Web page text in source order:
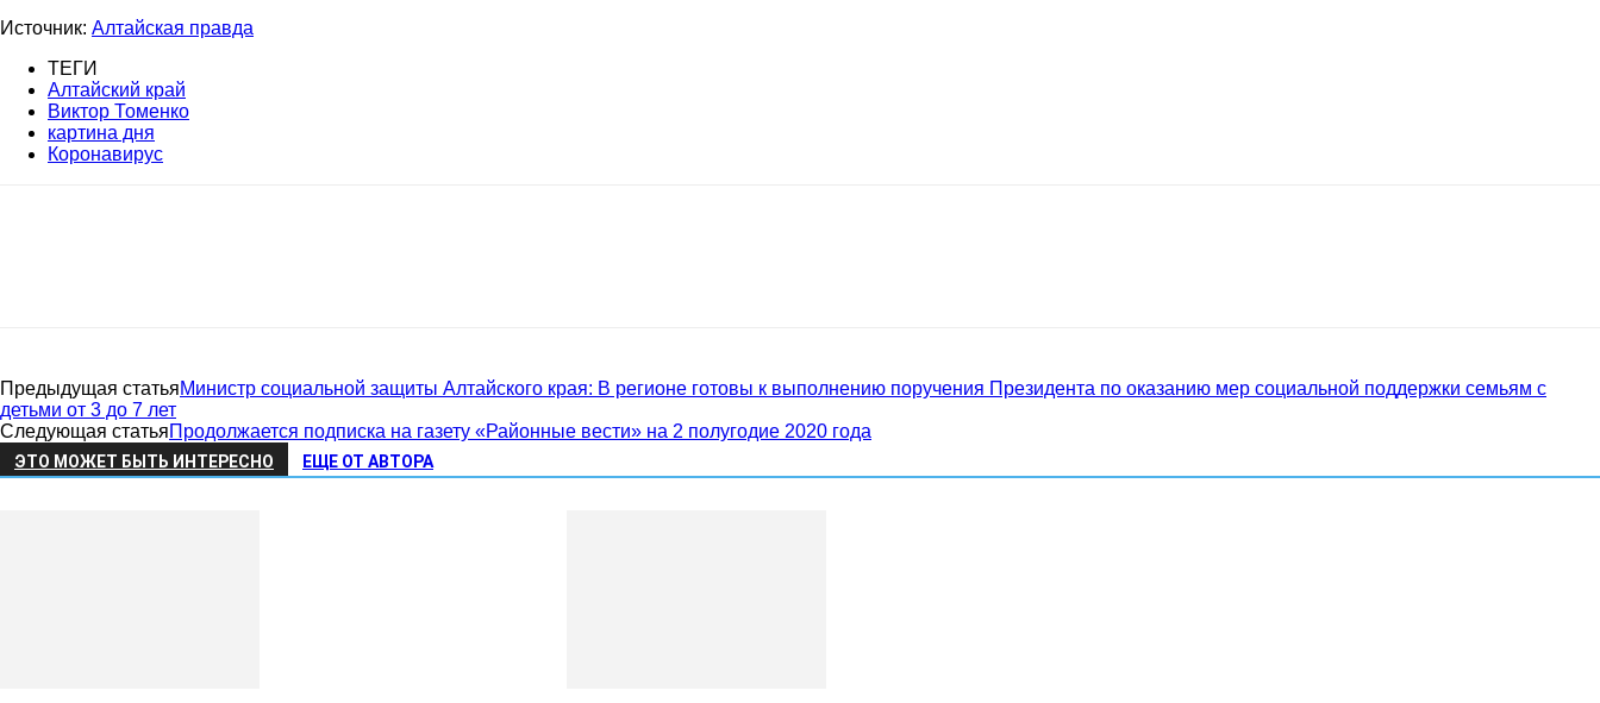
Алтайского
Источник: Алтайская правда
ТЕГИ
Алтайский край
Виктор Томенко
картина дня
Коронавирус
Предыдущая статьяМинистр социальной защиты Алтайского края: В регионе готовы к выполнению поручения Президента по оказанию мер социальной поддержки семьям с
детьми от 3 до 7 лет
Следующая статьяПродолжается подписка на газету «Районные вести» на 2 полугодие 2020 года
ЭТО МОЖЕТ БЫТЬ ИНТЕРЕСНО ЕЩЕ ОТ АВТОРА